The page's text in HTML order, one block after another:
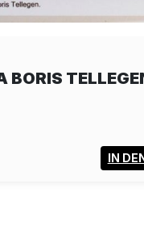
BORIS
IN